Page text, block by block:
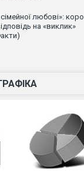
любові»:
на «виклик»